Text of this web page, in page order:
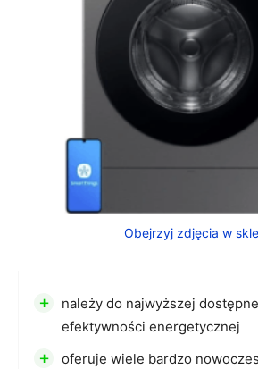
Obejrzyj zdjęcia w
+
należy do najwyższej
efektywności energetycznej
+
oferuje wiele bardzo